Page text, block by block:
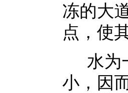
冻的大
点，使
水为
小，因